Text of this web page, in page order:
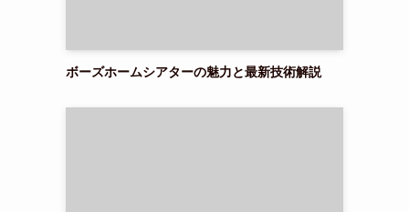
ボーズホームシアターの魅力と最新技術解説